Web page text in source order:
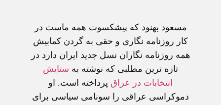
مسعود بهنود که پيشکسوت همه ماست در
کار روزنامه نگاری و حقی به گردن کمابيش
همه روزنامه نگاران نسل جديد ايران دارد در
تازه ترين مطلبی که نوشته به ستايش
انتخابات در عراق پرداخته است. او
دموکراسی عراقی را سونامی سياسی برای